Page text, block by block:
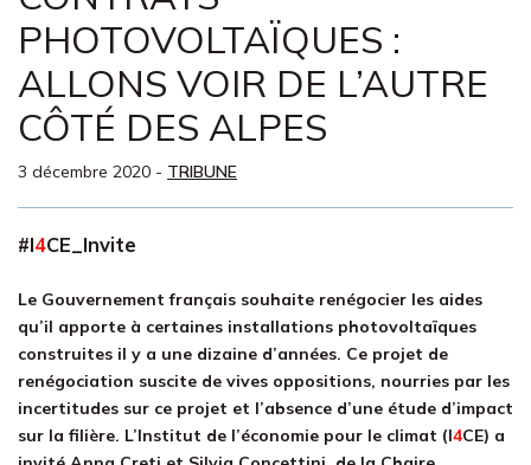
PHOTOVOLTAÏQUES :
ALLONS VOIR DE L’AUTRE
CÔTÉ DES ALPES
3 décembre 2020 - TRIBUNE
#I4CE_Invite
Le Gouvernement français souhaite renégocier les aides
qu’il apporte à certaines installations photovoltaïques
construites il y a une dizaine d’années. Ce projet de
renégociation suscite de vives oppositions, nourries par les
incertitudes sur ce projet et l’absence d’une étude d’impact
sur la filière. L’Institut de l’économie pour le climat (I4CE) a